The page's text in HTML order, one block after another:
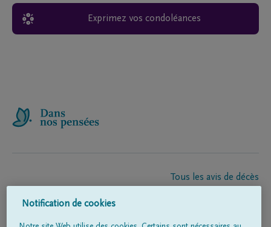
Exprimez vos condoléances
Tous les avis de décès
Entrepreneur de pompes funèbres
Notification de cookies